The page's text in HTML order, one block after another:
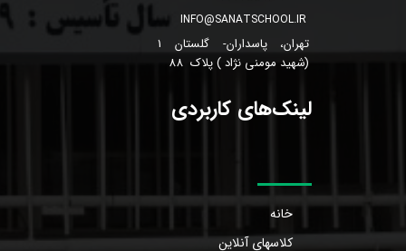
INFO@SANATSCHOOL.IR
تهران، پاسداران- گلستان 1
(شهید مومنی نژاد ) پلاک 88
لینک‌های کاربردی
خانه
کلاسهای آنلاین